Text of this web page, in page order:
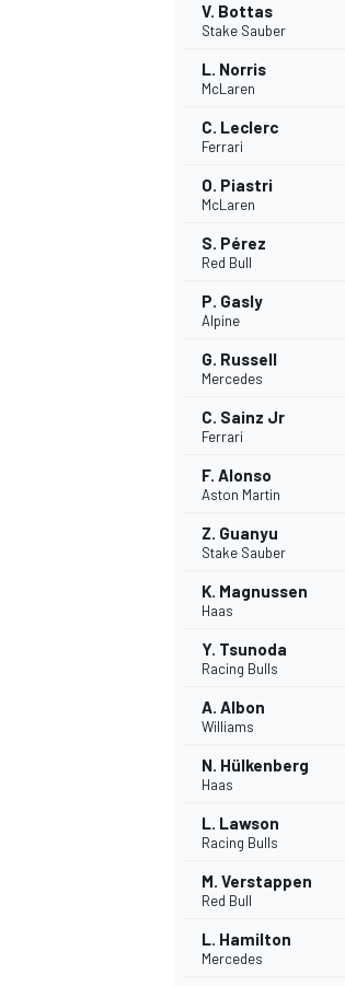
V. Bottas
Stake Sauber
L. Norris
McLaren
C. Leclerc
Ferrari
O. Piastri
McLaren
S. Pérez
Red Bull
P. Gasly
Alpine
G. Russell
Mercedes
C. Sainz Jr
Ferrari
F. Alonso
Aston Martin
Z. Guanyu
Stake Sauber
K. Magnussen
Haas
Y. Tsunoda
Racing Bulls
A. Albon
Williams
N. Hülkenberg
Haas
L. Lawson
Racing Bulls
M. Verstappen
Red Bull
L. Hamilton
Mercedes